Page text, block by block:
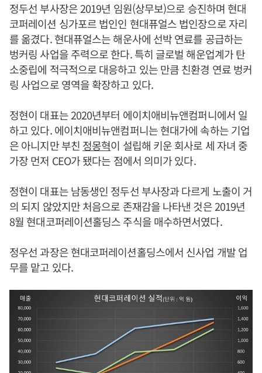
정두선 부사장은 2019년 임원(상무보)으로 승진하며 현대
코퍼레이션 싱가포르 법인인 현대퓨얼스 법인장으로 자리
를 옮겼다. 현대퓨얼스는 해운사에 선박 연료를 공급하는
벙커링 사업을 주력으로 한다. 특히 글로벌 해운업계가 탄
소중립에 적극적으로 대응하고 있는 만큼 친환경 연료 벙커
링 사업으로 영역을 확장하고 있다.
정현이 대표는 2020년부터 에이치애비뉴앤컴퍼니에서 일
하고 있다. 에이치애비뉴앤컴퍼니는 현대가에 속하는 기업
은 아니지만 부친 정몽혁이 설립해 키운 회사로 세 자녀 중
가장 먼저 CEO가 됐다는 점에서 의미가 있다.
정현이 대표는 남동생인 정두선 부사장과 다르게 노출이 거
의 되지 않았지만 처음으로 존재감을 나타낸 것은 2019년
8월 현대코퍼레이션홀딩스 주식을 매수하면서였다.
정우선 과장은 현대코퍼레이션홀딩스에서 신사업 개발 업
무를 맡고 있다.